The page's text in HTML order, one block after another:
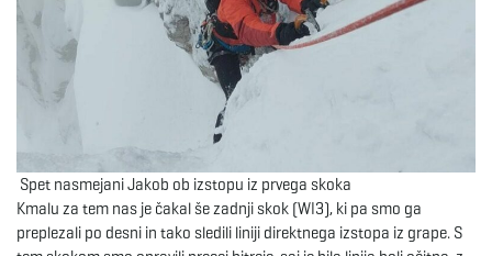
Spet nasmejani Jakob ob izstopu iz prvega skoka
Kmalu za tem nas je čakal še zadnji skok (WI3), ki pa smo ga
preplezali po desni in tako sledili liniji direktnega izstopa iz grape. S